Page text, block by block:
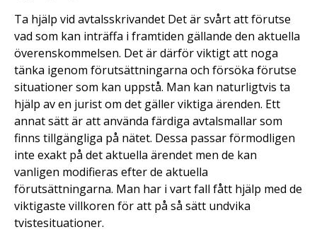
Ta hjälp vid avtalsskrivandet Det är svårt att förutse
vad som kan inträffa i framtiden gällande den aktuella
överenskommelsen. Det är därför viktigt att noga
tänka igenom förutsättningarna och försöka förutse
situationer som kan uppstå. Man kan naturligtvis ta
hjälp av en jurist om det gäller viktiga ärenden. Ett
annat sätt är att använda färdiga avtalsmallar som
finns tillgängliga på nätet. Dessa passar förmodligen
inte exakt på det aktuella ärendet men de kan
vanligen modifieras efter de aktuella
förutsättningarna. Man har i vart fall fått hjälp med de
viktigaste villkoren för att på så sätt undvika
tvistesituationer.